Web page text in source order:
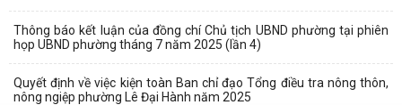
Thông báo kết luận của đồng chí Chủ tịch UBND phường tại phiên
họp UBND phường tháng 7 năm 2025 (lần 4)
Quyết định về việc kiện toàn Ban chỉ đạo Tổng điều tra nông thôn,
nông ngiệp phường Lê Đại Hành năm 2025